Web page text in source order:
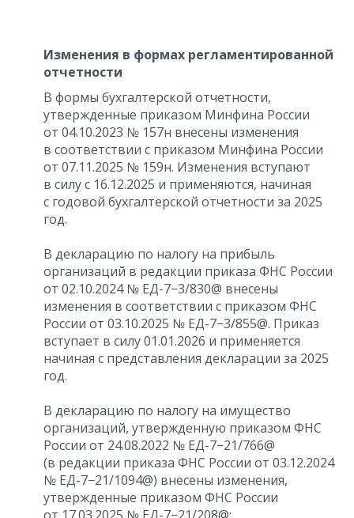
Изменения в формах регламентированной
отчетности
В формы бухгалтерской отчетности,
утвержденные приказом Минфина России
от 04.10.2023 № 157н внесены изменения
в соответствии с приказом Минфина России
от 07.11.2025 № 159н. Изменения вступают
в силус 16.12.2025 и применяются, начиная
с годовой бухгалтерской отчетности за 2025
год.
В декларацию по налогу на прибыль
организаций в редакции приказа ФНС России
от 02.10.2024№ ЕД-7−3/830@ внесены
изменения в соответствии с приказом ФНС
России от 03.10.2025 № ЕД-7−3/855@. Приказ
вступает в силу01.01.2026 и применяется
начиная с представления декларации за 2025
год.
В декларацию по налогу на имущество
организаций, утвержденную приказом ФНС
России от 24.08.2022 № ЕД-7−21/766@
(в редакции приказа ФНС России от 03.12.2024
№ ЕД-7−21/1094@) внесены изменения,
утвержденные приказом ФНС России